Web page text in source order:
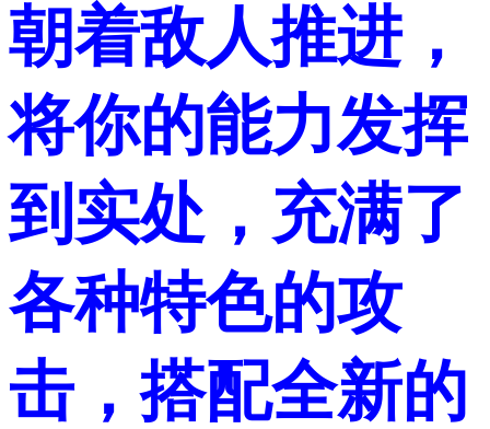
朝着敌人推进，
将你的能力发挥
到实处，充满了
各种特色的攻
击，搭配全新的